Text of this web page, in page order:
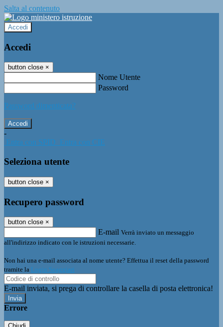
Salta al contenuto
Accedi
Accedi
button close ×
Nome Utente
Password
Password dimenticata?
-
Entra con SPID Entra con CIE
Seleziona utente
button close ×
Recupero password
button close ×
E-mail Verrà inviato un messaggio
all'indirizzo indicato con le istruzioni necessarie.
Non hai una e-mail associata al nome utente? Effettua il reset della password
tramite la Login Spaggiari
E-mail inviata, si prega di controllare la casella di posta elettronica!
Errore